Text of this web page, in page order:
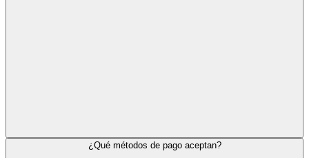
¿Qué métodos de pago aceptan?